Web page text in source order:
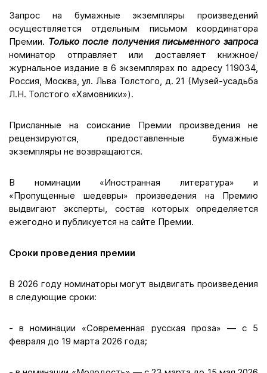
Запрос на бумажные экземпляры произведений
осуществляется отдельным письмом координатора
Премии. Только после получения письменного запроса
номинатор отправляет или доставляет книжное/
журнальное издание в 6 экземплярах по адресу 119034,
Россия, Москва, ул. Льва Толстого, д. 21 (Музей-усадьба
Л.Н. Толстого «Хамовники»).
Присланные на соискание Премии произведения не
рецензируются, предоставленные бумажные
экземпляры не возвращаются.
В номинации «Иностранная литература» и
«Пропущенные шедевры» произведения на Премию
выдвигают эксперты, состав которых определяется
ежегодно и публикуется на сайте Премии.
Сроки проведения премии
В 2026 году номинаторы могут выдвигать произведения
в следующие сроки:
- в номинации «Современная русская проза» — с 5
февраля до 19 марта 2026 года;